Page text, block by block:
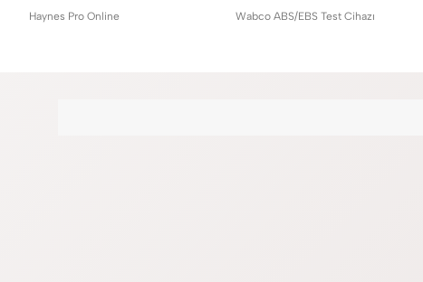
Haynes Pro Online
Wabco ABS/EBS Test Cihazı